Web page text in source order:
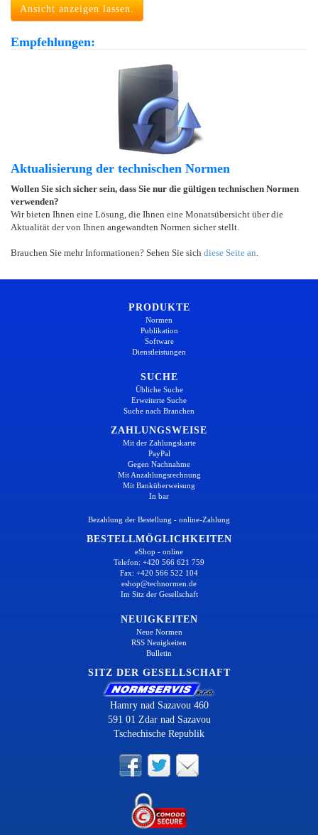
Ansicht anzeigen lassen.
Empfehlungen:
Aktualisierung der technischen Normen
Wollen Sie sich sicher sein, dass Sie nur die gültigen technischen Normen
verwenden?
Wir bieten Ihnen eine Lösung, die Ihnen eine Monatsübersicht über die
Aktualität der von Ihnen angewandten Normen sicher stellt.
Brauchen Sie mehr Informationen? Sehen Sie sich diese Seite an
PRODUKTE
Normen
Publikation
Software
Dienstleistungen
SUCHE
Übliche Suche
Erweiterte Suche
Suche nach Branchen
ZAHLUNGSWEISE
Mit der Zahlungskarte
PayPal
Gegen Nachnahme
Mit Anzahlungsrechnung
Mit Banküberweisung
In bar
Bezahlung der Bestellung - online-Zahlung
BESTELLMÖGLICHKEITEN
eShop - online
Telefon: +420 566 621 759
Fax: +420 566 522 104
eshop@technormen.de
Im Sitz der Gesellschaft
NEUIGKEITEN
Neue Normen
RSS Neuigkeiten
Bulletin
SITZ DER GESELLSCHAFT
Hamry nad Sazavou 460
591 01 Zdar nad Sazavou
Tschechische Republik